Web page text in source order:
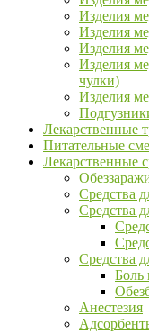
Изделия
Изделия
Изделия
Изделия
чулки)
Изделия
Лекарственные
Питательные
Лекарственные
Средства
Средства
Средства
Боль
Анестезия